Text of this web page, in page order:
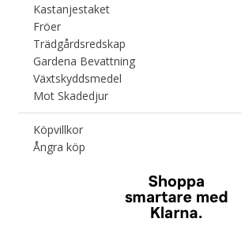
Kastanjestaket
Fröer
Trädgårdsredskap
Gardena Bevattning
Växtskyddsmedel
Mot Skadedjur
Köpvillkor
Ångra köp